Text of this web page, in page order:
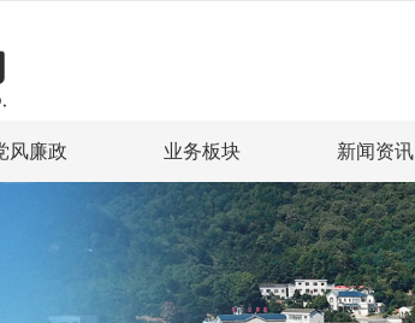
风廉政 业务板块 新闻资讯